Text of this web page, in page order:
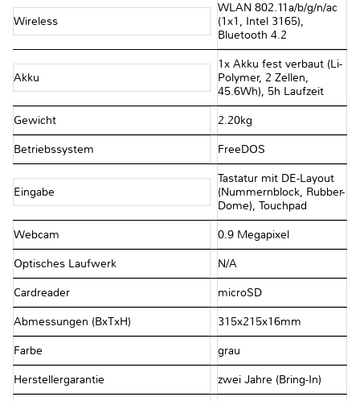
Wireless
WLAN 802.11a/​b/​g/​n/​ac
(1x1, Intel 3165),
Bluetooth 4.2
Akku
1x Akku fest verbaut (Li-
Polymer, 2 Zellen,
45.6Wh), 5h Laufzeit
Gewicht 2.20kg
Betriebssystem FreeDOS
Eingabe
Tastatur mit DE-Layout
(Nummernblock, Rubber-
Dome), Touchpad
Webcam 0.9 Megapixel
Optisches Laufwerk N/A
Cardreader microSD
Abmessungen (BxTxH) 315x215x16mm
Farbe grau
Herstellergarantie zwei Jahre (Bring-In)